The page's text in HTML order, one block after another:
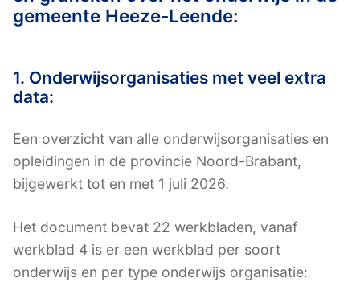
gemeente Heeze-Leende:
1. Onderwijsorganisaties met veel extra
data:
Een overzicht van alle onderwijsorganisaties en
opleidingen in de provincie Noord-Brabant,
bijgewerkt tot en met 1 juli 2026.
Het document bevat 22 werkbladen, vanaf
werkblad 4 is er een werkblad per soort
onderwijs en per type onderwijs organisatie: